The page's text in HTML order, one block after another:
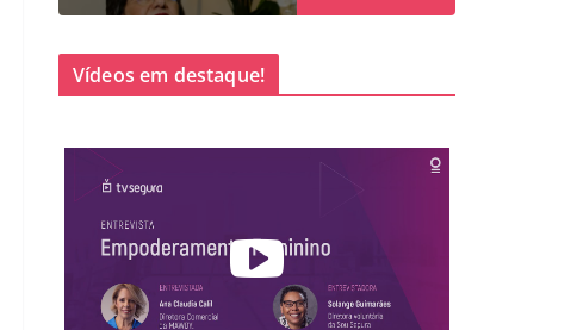
Vídeos em destaque!